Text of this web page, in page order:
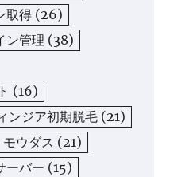
取得 (26)
ン管理 (38)
(16)
ンジア初期脱毛 (21)
モウダス (21)
ーバー (15)